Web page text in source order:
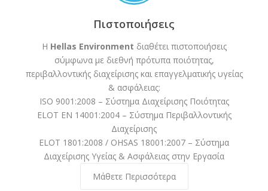
Πιστοποιήσεις
Η Hellas Environment διαθέτει πιστοποιήσεις
σύμφωνα με διεθνή πρότυπα ποιότητας,
περιβαλλοντικής διαχείρισης και επαγγελματικής υγείας
& ασφάλειας:
ISO 9001:2008 – Σύστημα Διαχείρισης Ποιότητας
ELOT EN 14001:2004 – Σύστημα Περιβαλλοντικής
Διαχείρισης
ELOT 1801:2008 / OHSAS 18001:2007 – Σύστημα
Διαχείρισης Υγείας & Ασφάλειας στην Εργασία
Μάθετε Περισσότερα